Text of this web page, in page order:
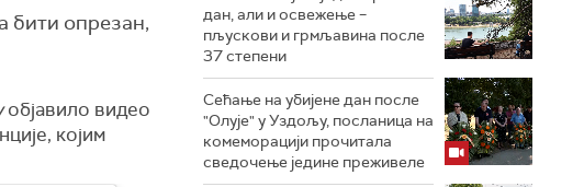
бити опрезан,
објавило видео
којим
дан, али и освежење –
пљускови и грмљавина после
37 степени
Сећање на убијене дан после
"Олује" у Уздољу, посланица на
комеморацији прочитала
сведочење једине преживеле